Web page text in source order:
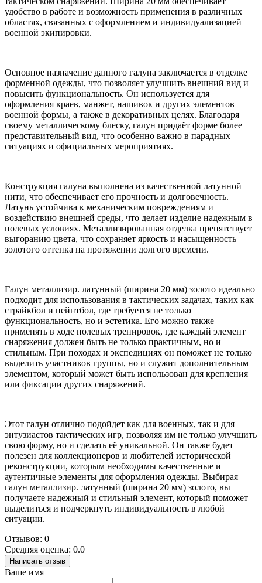
удобство в работе и возможность применения в различных
областях, связанных с оформлением и индивидуализацией
военной экипировки.
Основное назначение данного галуна заключается в отделке
форменной одежды, что позволяет улучшить внешний вид и
повысить функциональность. Он используется для
оформления краев, манжет, нашивок и других элементов
военной формы, а также в декоративных целях. Благодаря
своему металлическому блеску, галун придаёт форме более
представительный вид, что особенно важно в парадных
ситуациях и официальных мероприятиях.
Конструкция галуна выполнена из качественной латунной
нити, что обеспечивает его прочность и долговечность.
Латунь устойчива к механическим повреждениям и
воздействию внешней среды, что делает изделие надежным в
полевых условиях. Металлизированная отделка препятствует
выгоранию цвета, что сохраняет яркость и насыщенность
золотого оттенка на протяжении долгого времени.
Галун металлизир. латунный (ширина 20 мм) золото идеально
подходит для использования в тактических задачах, таких как
страйкбол и пейнтбол, где требуется не только
функциональность, но и эстетика. Его можно также
применять в ходе полевых тренировок, где каждый элемент
снаряжения должен быть не только практичным, но и
стильным. При походах и экспедициях он поможет не только
выделить участников группы, но и служит дополнительным
элементом, который может быть использован для крепления
или фиксации других снаряжений.
Этот галун отлично подойдет как для военных, так и для
энтузиастов тактических игр, позволяя им не только улучшить
свою форму, но и сделать её уникальной. Он также будет
полезен для коллекционеров и любителей исторической
реконструкции, которым необходимы качественные и
аутентичные элементы для оформления одежды. Выбирая
галун металлизир. латунный (ширина 20 мм) золото, вы
получаете надежный и стильный элемент, который поможет
выделиться и подчеркнуть индивидуальность в любой
ситуации.
Отзывов: 0
Средняя оценка: 0.0
Написать отзыв
Ваше имя